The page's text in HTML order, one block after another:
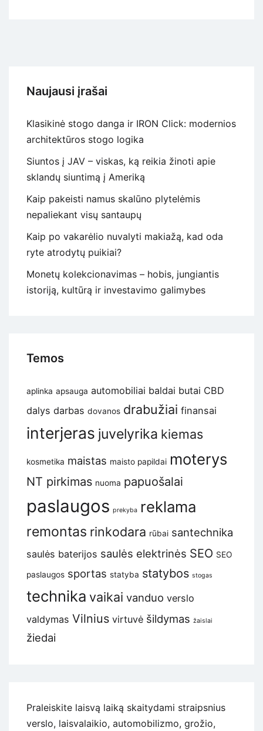
Naujausi įrašai
Klasikinė stogo danga ir IRON Click: modernios
architektūros stogo logika
Siuntos į JAV – viskas, ką reikia žinoti apie
sklandų siuntimą į Ameriką
Kaip pakeisti namus skalūno plytelėmis
nepaliekant visų santaupų
Kaip po vakarėlio nuvalyti makiažą, kad oda
ryte atrodytų puikiai?
Monetų kolekcionavimas – hobis, jungiantis
istoriją, kultūrą ir investavimo galimybes
Temos
aplinka apsauga automobiliai baldai butai CBD
dalys darbas dovanos drabužiai finansai
interjeras juvelyrika kiemas
kosmetika maistas maisto papildai moterys
NT pirkimas nuoma papuošalai
paslaugos prekyba reklama
remontas rinkodara rūbai santechnika
saulės baterijos saulės elektrinės SEO SEO
paslaugos sportas statyba statybos stogas
technika vaikai vanduo verslo
valdymas Vilnius virtuvė šildymas žaislai
žiedai
Praleiskite laisvą laiką skaitydami straipsnius
verslo, laisvalaikio, automobilizmo, grožio,